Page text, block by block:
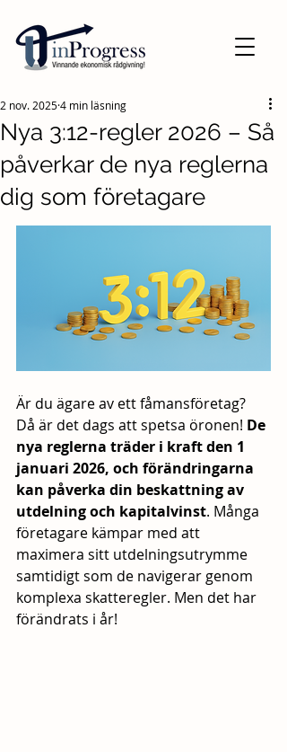
Nya 3:12-regler 2026 – Så
påverkar de nya reglerna
dig som företagare
2 nov. 20254 min läsning
Är du ägare av ett fåmansföretag?
Då är det dags att spetsa öronen! De
nya reglerna träder i kraft den 1
januari 2026, och förändringarna
kan påverka din beskattning av
utdelning och kapitalvinst. Många
företagare kämpar med att
maximera sitt utdelningsutrymme
samtidigt som de navigerar genom
komplexa skatteregler. Men det har
förändrats i år!